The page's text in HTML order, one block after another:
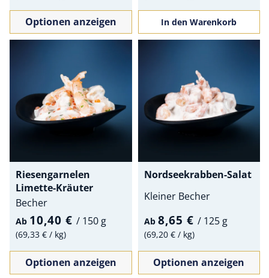
Optionen anzeigen In den Warenkorb
Riesengarnelen
Limette-Kräuter
Becher
Ab 10,40 € / 150 g
69,33 € / kg
Optionen anzeigen
Nordseekrabben-Salat
Kleiner Becher
Ab 8,65 € / 125 g
69,20 € / kg
Optionen anzeigen